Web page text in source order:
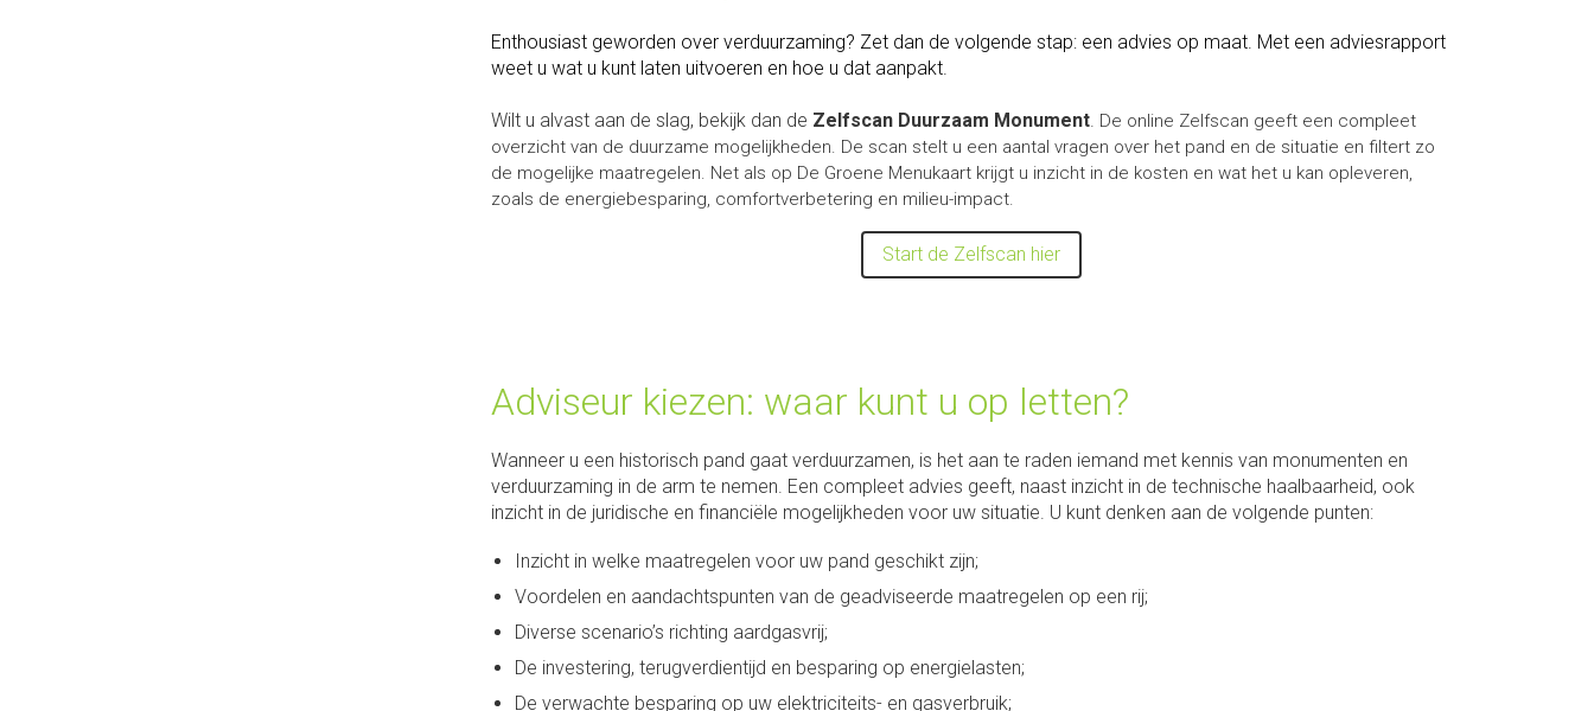
Enthousiast geworden over verduurzaming? Zet dan de volgende stap: een advies op maat. Met een adviesrapport
weet u wat u kunt laten uitvoeren en hoe u dat aanpakt.
Wilt u alvast aan de slag, bekijk dan de Zelfscan Duurzaam Monument. De online Zelfscan geeft een compleet
overzicht van de duurzame mogelijkheden. De scan stelt u een aantal vragen over het pand en de situatie en filtert zo
de mogelijke maatregelen. Net als op De Groene Menukaart krijgt u inzicht in de kosten en wat het u kan opleveren,
zoals de energiebesparing, comfortverbetering en milieu-impact.
Start de Zelfscan hier
Adviseur kiezen: waar kunt u op letten?
Wanneer u een historisch pand gaat verduurzamen, is het aan te raden iemand met kennis van monumenten en
verduurzaming in de arm te nemen. Een compleet advies geeft, naast inzicht in de technische haalbaarheid, ook
inzicht in de juridische en financiële mogelijkheden voor uw situatie. U kunt denken aan de volgende punten:
Inzicht in welke maatregelen voor uw pand geschikt zijn;
Voordelen en aandachtspunten van de geadviseerde maatregelen op een rij;
Diverse scenario’s richting aardgasvrij;
De investering, terugverdientijd en besparing op energielasten;
De verwachte besparing op uw elektriciteits- en gasverbruik;